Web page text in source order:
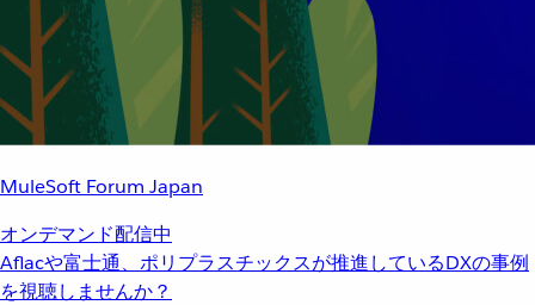
MuleSoft Forum Japan
オンデマンド配信中
Aflacや富士通、ポリプラスチックスが推進しているDXの事例
を視聴しませんか？